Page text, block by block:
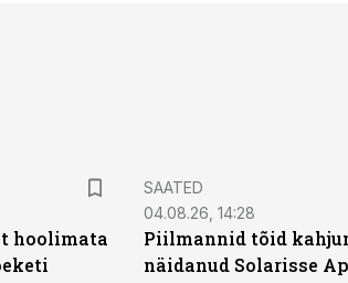
hoolimata
SAATED
04.08.26, 14:28
Piilmannid tõid
näidanud Solarisse